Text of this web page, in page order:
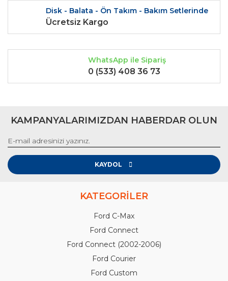
Gönder
Disk - Balata - Ön Takım - Bakım Setlerinde
Ücretsiz Kargo
WhatsApp ile Sipariş
0 (533) 408 36 73
KAMPANYALARIMIZDAN HABERDAR OLUN
KAYDOL
KATEGORİLER
Ford C-Max
Ford Connect
Ford Connect (2002-2006)
Ford Courier
Ford Custom